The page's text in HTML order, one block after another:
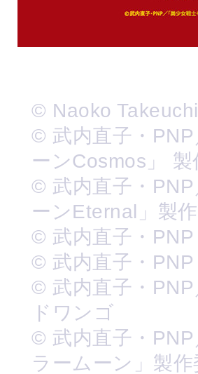
© Naoko Takeuchi
© 武内直子・
ーンCosmos」 製
© 武内直子・
ーンEternal」製
© 武内直子・
© 武内直子・
© 武内直子・
ドワンゴ
© 武内直子・
ラームーン」製